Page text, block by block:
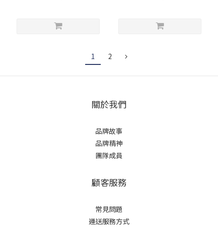
1 2
關於我們
品牌故事
品牌精神
團隊成員
顧客服務
常見問題
運送服務方式